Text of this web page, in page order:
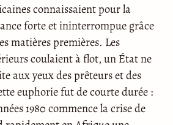
connaissaient pour la
forte et ininterrompue grâce
matières premières. Les
coulaient à flot, un État ne
aux yeux des prêteurs et des
euphorie fut de courte durée :
1980 commence la crise de